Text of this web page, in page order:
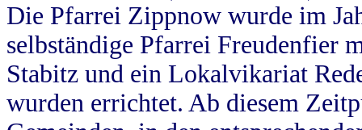
Die Pfarrei Zippnow wurde im
selbständige Pfarrei Freudenfier
Stabitz und ein Lokalvikariat
wurden errichtet. Ab diesem